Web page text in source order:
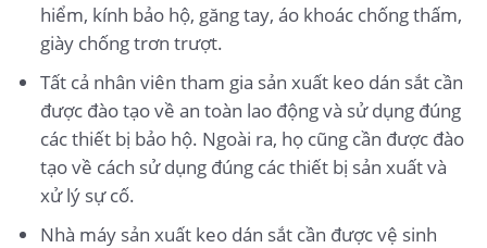
hiểm, kính bảo hộ, găng tay, áo khoác chống thấm,
giày chống trơn trượt.
Tất cả nhân viên tham gia sản xuất keo dán sắt cần
được đào tạo về an toàn lao động và sử dụng đúng
các thiết bị bảo hộ. Ngoài ra, họ cũng cần được đào
tạo về cách sử dụng đúng các thiết bị sản xuất và
xử lý sự cố.
Nhà máy sản xuất keo dán sắt cần được vệ sinh